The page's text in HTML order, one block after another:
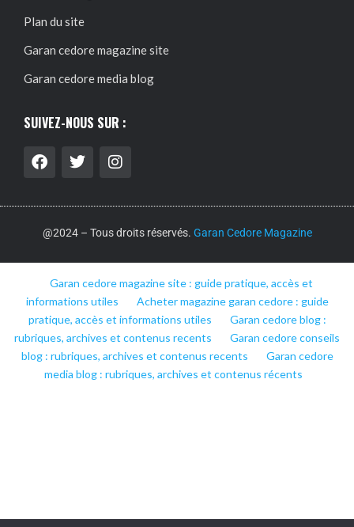
Plan du site
Garan cedore magazine site
Garan cedore media blog
SUIVEZ-NOUS SUR :
@2024 – Tous droits réservés. Garan Cedore Magazine
Garan cedore magazine site : guide pratique, accès et
informations utiles
Acheter magazine garan cedore : guide
pratique, accès et informations utiles
Garan cedore blog :
rubriques, archives et contenus recents
Garan cedore conseils
blog : rubriques, archives et contenus recents
Garan cedore
media blog : rubriques, archives et contenus récents